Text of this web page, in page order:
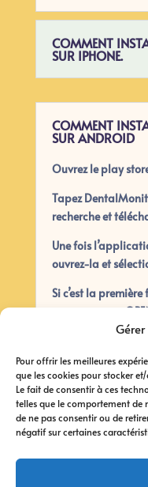
Pour offrir les meilleures
que les cookies pour stocker
Le fait de consentir à ces
telles que le comportement de
de ne pas consentir ou de
négatif sur certaines
COMMENT
SUR IPHONE.
COMMENT
SUR ANDROID
Ouvrez le play
Tapez
recherche et
Une fois
ouvrez-la et
Si c’est la
appuyez sur «
connecter à partir
Si ce n’est pas la
connectez,
PASSE POUR
vous avec votre
Si vous avez des